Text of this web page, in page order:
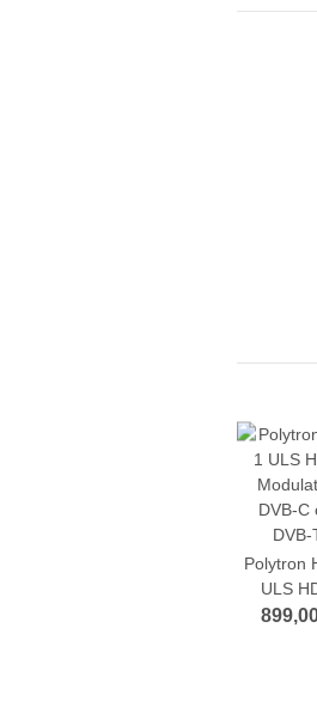
Polytron
ULS